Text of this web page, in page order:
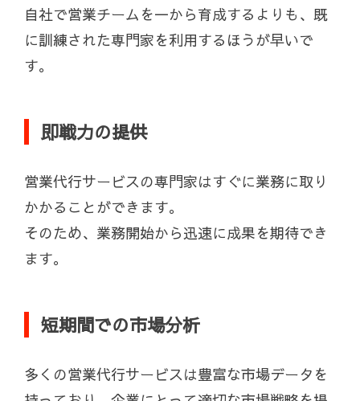
自社で営業チームを一から育成するよりも、既
に訓練された専門家を利用するほうが早いで
す。
即戦力の提供
営業代行サービスの専門家はすぐに業務に取り
かかることができます。
そのため、業務開始から迅速に成果を期待でき
ます。
短期間での市場分析
多くの営業代行サービスは豊富な市場データを